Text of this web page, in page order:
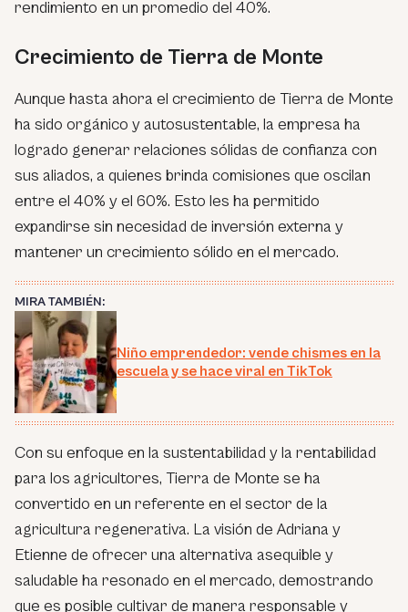
rendimiento en un promedio del 40%.
Crecimiento de Tierra de Monte
Aunque hasta ahora el crecimiento de Tierra de Monte
ha sido orgánico y autosustentable, la empresa ha
logrado generar relaciones sólidas de confianza con
sus aliados, a quienes brinda comisiones que oscilan
entre el 40% y el 60%. Esto les ha permitido
expandirse sin necesidad de inversión externa y
mantener un crecimiento sólido en el mercado.
MIRA TAMBIÉN:
Niño emprendedor: vende chismes en la
escuela y se hace viral en TikTok
Con su enfoque en la sustentabilidad y la rentabilidad
para los agricultores, Tierra de Monte se ha
convertido en un referente en el sector de la
agricultura regenerativa. La visión de Adriana y
Etienne de ofrecer una alternativa asequible y
saludable ha resonado en el mercado, demostrando
que es posible cultivar de manera responsable y